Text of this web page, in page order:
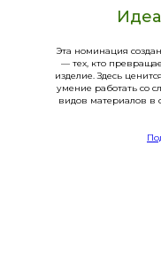
Эта номинация
— тех, кто
изделие. Здесь
умение работать со
видов материалов в